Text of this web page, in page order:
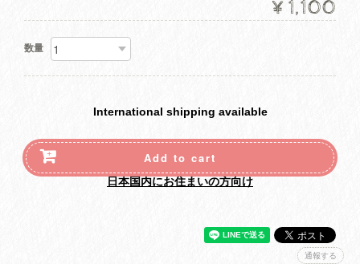
¥1,100
数量
International shipping available
Add to cart
日本国内にお住まいの方向け
通報する